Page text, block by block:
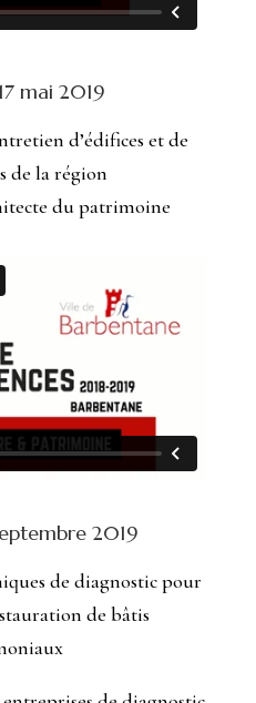
mai 2019
d’édifices et de
de la région
du patrimoine
2019
de diagnostic pour
de bâtis